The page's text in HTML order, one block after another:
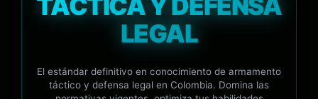
LEGAL
El estándar definitivo en conocimiento de armamento
táctico y defensa legal en Colombia. Domina las